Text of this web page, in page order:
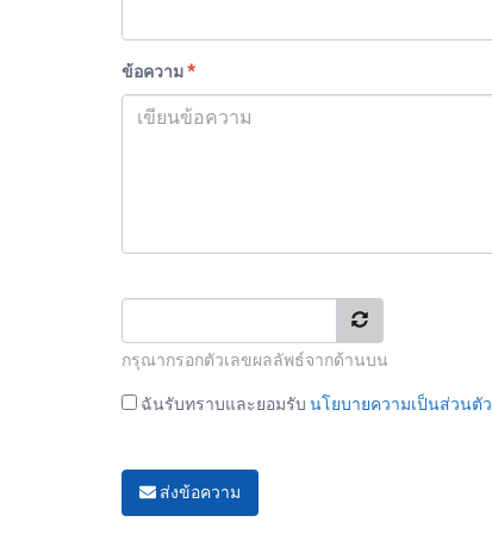
ข้อความ*
กรุณากรอกตัวเลขผลลัพธ์จากด้านบน
ฉันรับทราบและยอมรับ นโยบายความเป็นส่วนตัว
ส่งข้อความ